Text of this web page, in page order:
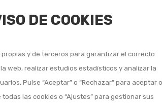
DE COOKIES
propias y de terceros para garantizar el correcto
web, realizar estudios estadísticos y analizar la
Pulse “Aceptar” o “Rechazar” para aceptar
las cookies o “Ajustes” para gestionar sus